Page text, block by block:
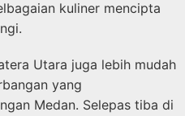
kuliner mencipta
Utara juga lebih mudah
yang
Medan. Selepas tiba di